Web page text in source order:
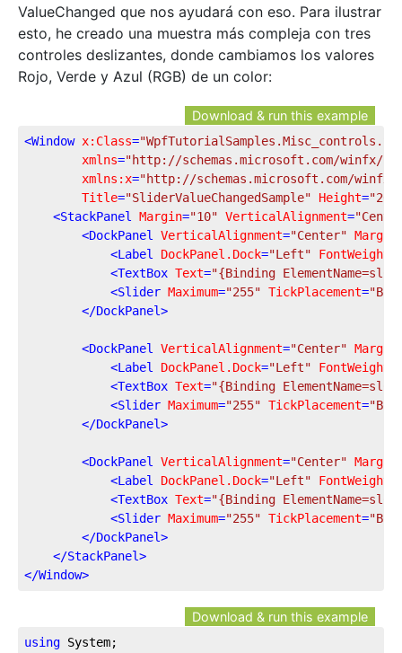
ValueChanged que nos ayudará con eso. Para ilustrar
esto, he creado una muestra más compleja con tres
controles deslizantes, donde cambiamos los valores
Rojo, Verde y Azul (RGB) de un color:
Download & run this example
<Window x:Class=
xmlns="http://schemas.microsoft.com/winfx/
xmlns:x="http://schemas.microsoft.com/winfx/
Title="SliderValueChangedSample" Height=
<StackPanel Margin="10" VerticalAlignment=
<DockPanel VerticalAlignment="Center" Margin
<Label DockPanel.Dock="Left" FontWeight
<TextBox Text="{Binding
<Slider Maximum="255" TickPlacement=
</DockPanel>
<DockPanel VerticalAlignment="Center" Margin
<Label DockPanel.Dock="Left" FontWeight
<TextBox Text="{Binding
<Slider Maximum="255" TickPlacement=
</DockPanel>
<DockPanel VerticalAlignment="Center" Margin
<Label DockPanel.Dock="Left" FontWeight
<TextBox Text="{Binding
<Slider Maximum="255" TickPlacement=
</DockPanel>
</StackPanel>
</Window>
Download & run this example
using